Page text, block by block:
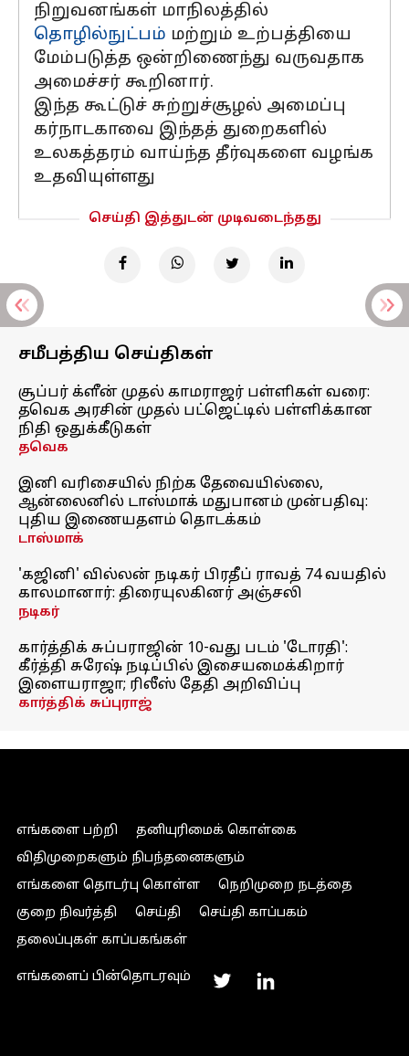
நிறுவனங்கள் மாநிலத்தில்
தொழில்நுட்பம் மற்றும் உற்பத்தியை
மேம்படுத்த ஒன்றிணைந்து வருவதாக
அமைச்சர் கூறினார்.
இந்த கூட்டுச் சுற்றுச்சூழல் அமைப்பு
கர்நாடகாவை இந்தத் துறைகளில்
உலகத்தரம் வாய்ந்த தீர்வுகளை வழங்க
உதவியுள்ளது
செய்தி இத்துடன் முடிவடைந்தது
சமீபத்திய செய்திகள்
சூப்பர் க்ளீன் முதல் காமராஜர் பள்ளிகள் வரை:
தவெக அரசின் முதல் பட்ஜெட்டில் பள்ளிக்கான
நிதி ஒதுக்கீடுகள்
தவெக
இனி வரிசையில் நிற்க தேவையில்லை,
ஆன்லைனில் டாஸ்மாக் மதுபானம் முன்பதிவு:
புதிய இணையதளம் தொடக்கம்
டாஸ்மாக்
'கஜினி' வில்லன் நடிகர் பிரதீப் ராவத் 74 வயதில்
காலமானார்: திரையுலகினர் அஞ்சலி
நடிகர்
கார்த்திக் சுப்பராஜின் 10-வது படம் 'டோரதி':
கீர்த்தி சுரேஷ் நடிப்பில் இசையமைக்கிறார்
இளையராஜா; ரிலீஸ் தேதி அறிவிப்பு
கார்த்திக் சுப்புராஜ்
எங்களை பற்றி
தனியுரிமைக் கொள்கை
விதிமுறைகளும் நிபந்தனைகளும்
எங்களை தொடர்பு கொள்ள
நெறிமுறை நடத்தை
குறை நிவர்த்தி
செய்தி
செய்தி காப்பகம்
தலைப்புகள் காப்பகங்கள்
எங்களைப் பின்தொடரவும்